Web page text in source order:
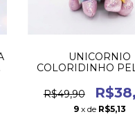
UNICORNIO
COLORIDINHO
BRILHANTES
R$49,90
9 x de R$5,13